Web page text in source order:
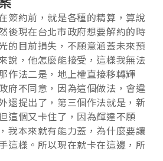
簽約前，就是各種的精算，算說
後現在台北市政府想要解約的時
的目前損失，不願意涵蓋未來預
說，他怎麼能接受，這樣我無法
作法二是，地上權直接移轉輝
府不同意，因為這個做法，會違
還提出了，第三個作法就是，新
這個又卡住了，因為輝達不願
我本來就有能力蓋，為什麼要讓
這樣。所以現在就卡在這邊，所